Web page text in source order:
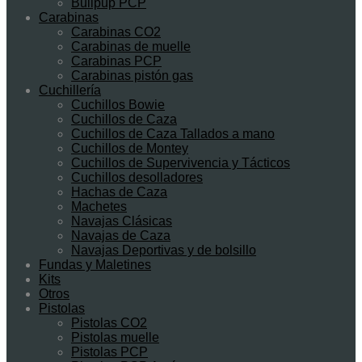
Bullpup PCP
Carabinas
Carabinas CO2
Carabinas de muelle
Carabinas PCP
Carabinas pistón gas
Cuchillería
Cuchillos Bowie
Cuchillos de Caza
Cuchillos de Caza Tallados a mano
Cuchillos de Montey
Cuchillos de Supervivencia y Tácticos
Cuchillos desolladores
Hachas de Caza
Machetes
Navajas Clásicas
Navajas de Caza
Navajas Deportivas y de bolsillo
Fundas y Maletines
Kits
Otros
Pistolas
Pistolas CO2
Pistolas muelle
Pistolas PCP